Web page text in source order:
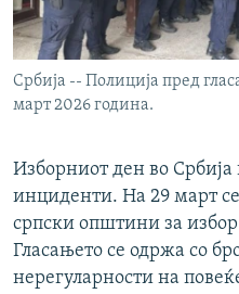
Србија -- Полиција пред
март 2026 година.
Изборниот ден во
инциденти. На 29 март
српски општини за
Гласањето се одржа со
нерегуларности на